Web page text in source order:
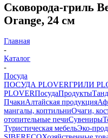
Сковорода-гриль
Orange, 24 см
Главная
-
Каталог
-
Посуда
ПОСУДА PLOVERГРИЛИ
PLOVERПосудаПродукты
ПчакиАлтайская продукция
мангалы, коптильниОчаги,
отопительные печиСувениры
Туристическая мебельЭко-